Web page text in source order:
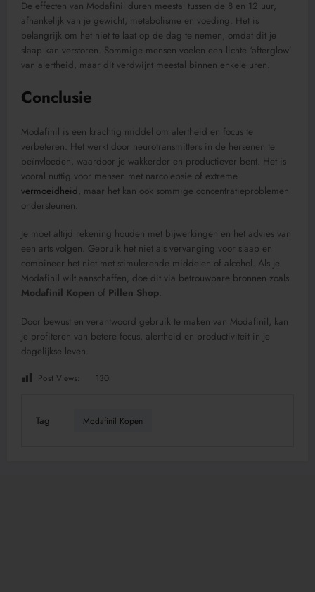
De effecten van Modafinil duren meestal tussen de 8 en 12 uur,
afhankelijk van je gewicht, metabolisme en voeding. Het is
belangrijk om het niet te laat op de dag te nemen, omdat dit je
slaap kan verstoren. Sommige mensen voelen een lichte ‘afterglow’
van alertheid, maar dit verdwijnt meestal binnen enkele uren.
Conclusie
Modafinil is een krachtig middel om alertheid en focus te
verbeteren. Het werkt door neurotransmitters in de hersenen te
beïnvloeden, waardoor je wakkerder en productiever bent. Het is
vooral nuttig voor mensen met narcolepsie of extreme
vermoeidheid, maar het kan ook sommige concentratieproblemen
ondersteunen.
Je moet altijd rekening houden met bijwerkingen en het advies van
een arts volgen. Gebruik het niet als vervanging voor slaap en
combineer het niet met stimulerende middelen of alcohol. Als je
Modafinil wilt aanschaffen, doe dit via betrouwbare bronnen zoals
Modafinil Kopen of Pillen Shop
Door bewust en verantwoord gebruik te maken van Modafinil, kan
je profiteren van betere focus, alertheid en productiviteit in je
dagelijkse leven.
Post Views: 130
Tag Modafinil Kopen